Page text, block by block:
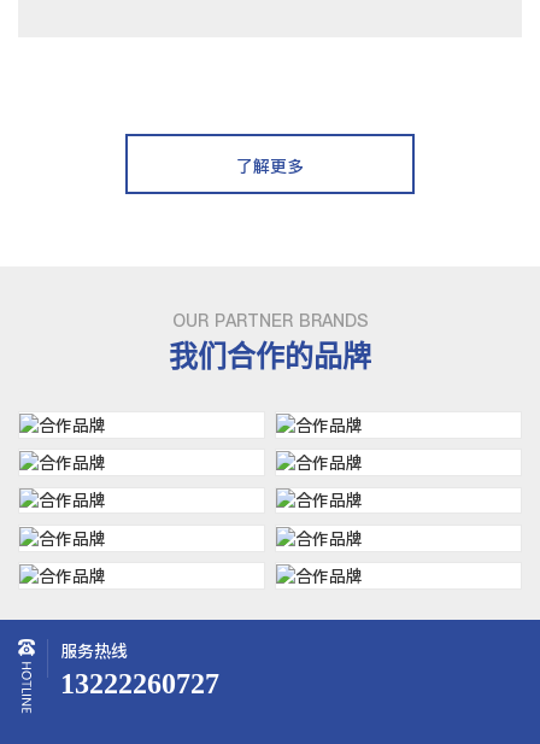
了解更多
OUR PARTNER BRANDS
我们合作的品牌
服务热线
13222260727